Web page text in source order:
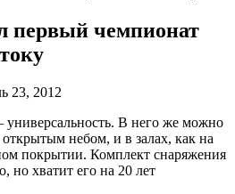
первый чемпионат
23, 2012
В него же можно
небом, и в залах, как на
покрытии. Комплект снаряжения
но хватит его на 20 лет